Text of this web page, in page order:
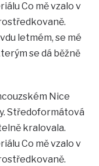
Co mě vzalo v
letmém, se mé
se dá běžně
Nice
Středoformátová
kralovala.
Co mě vzalo v